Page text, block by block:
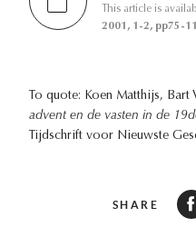
This article is
2001, 1-2, pp75-
To quote: Koen Matthijs, Bart
advent en de vasten in de
Tijdschrift voor Nieuwste
SHARE